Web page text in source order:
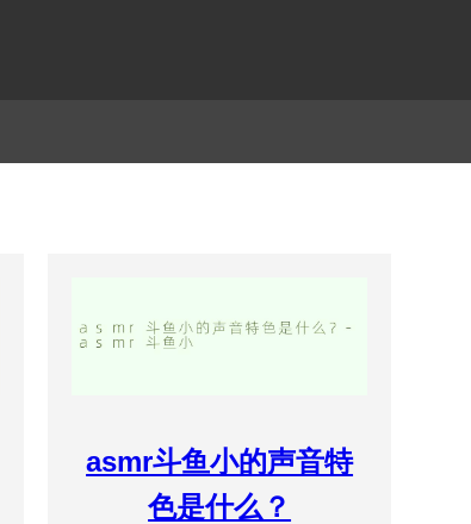
asmr斗鱼小的声音特
色是什么？